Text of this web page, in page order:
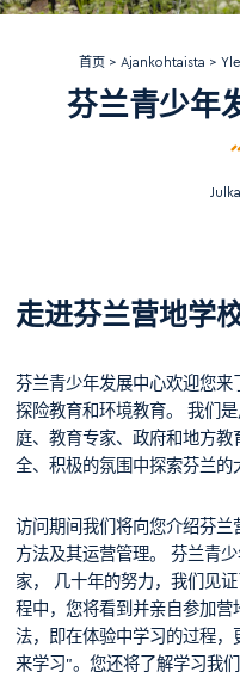
首页 > Ajankohtaista >
芬兰青少年
走进芬兰营地学
芬兰青少年发展中心欢迎您来
探险教育和环境教育。 我们
庭、教育专家、政府和地方
全、积极的氛围中探索芬兰的
访问期间我们将向您介绍芬
方法及其运营管理。 芬兰青
家， 几十年的努力，我们见
程中，您将看到并亲自参加
法，即在体验中学习的过程
来学习”。您还将了解学习我